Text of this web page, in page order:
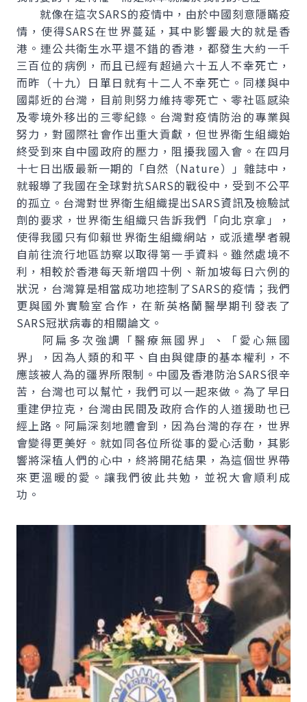
就像在這次SARS的疫情中，由於中國刻意隱瞞疫
情，使得SARS在世界蔓延，其中影響最大的就是香
港。連公共衛生水平還不錯的香港，都發生大約一千
三百位的病例，而且已經有超過六十五人不幸死亡，
而昨（十九）日單日就有十二人不幸死亡。同樣與中
國鄰近的台灣，目前則努力維持零死亡、零社區感染
及零境外移出的三零紀錄。台灣對疫情防治的專業與
努力，對國際社會作出重大貢獻，但世界衛生組織始
終受到來自中國政府的壓力，阻擾我國入會。在四月
十七日出版最新一期的「自然（Nature）」雜誌中，
就報導了我國在全球對抗SARS的戰役中，受到不公平
的孤立。台灣對世界衛生組織提出SARS資訊及檢驗試
劑的要求，世界衛生組織只告訴我們「向北京拿」，
使得我國只有仰賴世界衛生組織網站，或派遣學者親
自前往流行地區訪察以取得第一手資料。雖然處境不
利，相較於香港每天新增四十例、新加坡每日六例的
狀況，台灣算是相當成功地控制了SARS的疫情；我們
更與國外實驗室合作，在新英格蘭醫學期刊發表了
SARS冠狀病毒的相關論文。
阿扁多次強調「醫療無國界」、「愛心無國
界」，因為人類的和平、自由與健康的基本權利，不
應該被人為的疆界所限制。中國及香港防治SARS很辛
苦，台灣也可以幫忙，我們可以一起來做。為了早日
重建伊拉克，台灣由民間及政府合作的人道援助也已
經上路。阿扁深刻地體會到，因為台灣的存在，世界
會變得更美好。就如同各位所從事的愛心活動，其影
響將深植人們的心中，終將開花結果，為這個世界帶
來更溫暖的愛。讓我們彼此共勉，並祝大會順利成
功。